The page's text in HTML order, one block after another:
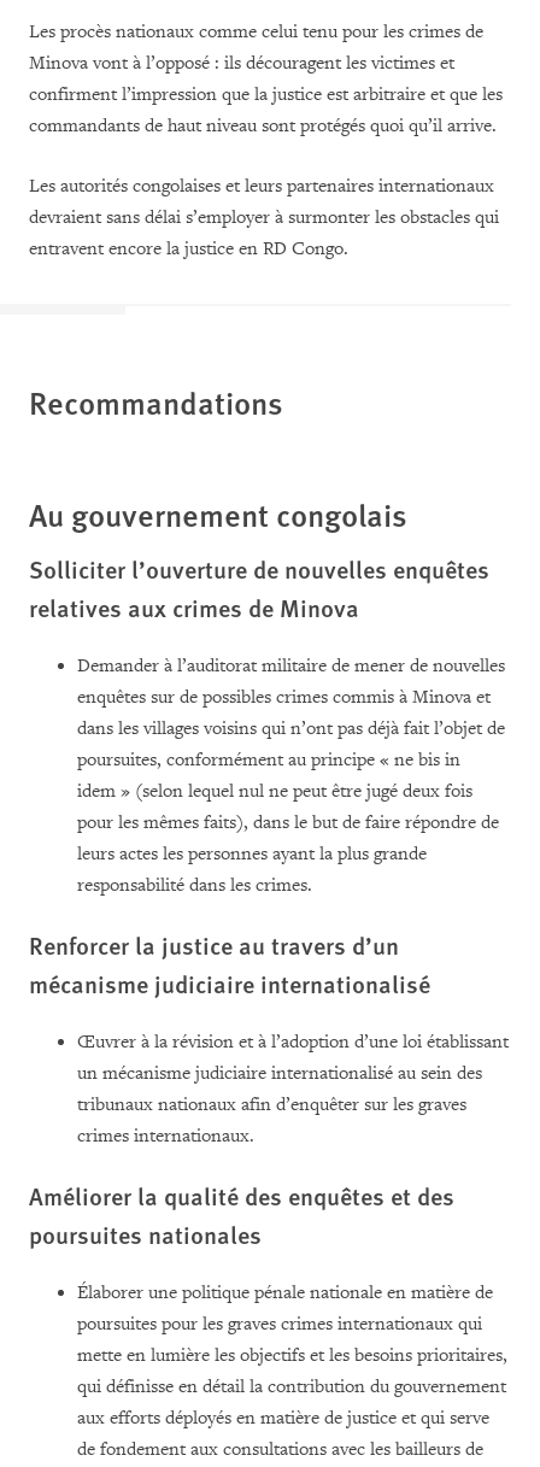
Les procès nationaux comme celui tenu pour les crimes de
Minova vont à l’opposé : ils découragent les victimes et
confirment l’impression que la justice est arbitraire et que les
commandants de haut niveau sont protégés quoi qu’il arrive.
Les autorités congolaises et leurs partenaires internationaux
devraient sans délai s’employer à surmonter les obstacles qui
entravent encore la justice en RD Congo.
Recommandations
Au gouvernement congolais
Solliciter l’ouverture de nouvelles enquêtes
relatives aux crimes de Minova
Demander à l’auditorat militaire de mener de nouvelles
enquêtes sur de possibles crimes commis à Minova et
dans les villages voisins qui n’ont pas déjà fait l’objet de
poursuites, conformément au principe « ne bis in
idem » (selon lequel nul ne peut être jugé deux fois
pour les mêmes faits), dans le but de faire répondre de
leurs actes les personnes ayant la plus grande
responsabilité dans les crimes.
Renforcer la justice au travers d’un
mécanisme judiciaire internationalisé
Œuvrer à la révision et à l’adoption d’une loi établissant
un mécanisme judiciaire internationalisé au sein des
tribunaux nationaux afin d’enquêter sur les graves
crimes internationaux.
Améliorer la qualité des enquêtes et des
poursuites nationales
Élaborer une politique pénale nationale en matière de
poursuites pour les graves crimes internationaux qui
mette en lumière les objectifs et les besoins prioritaires,
qui définisse en détail la contribution du gouvernement
aux efforts déployés en matière de justice et qui serve
de fondement aux consultations avec les bailleurs de